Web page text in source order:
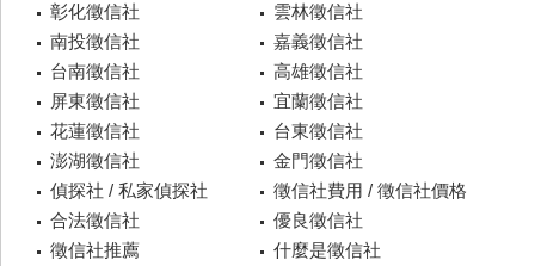
彰化徵信社
雲林徵信社
南投徵信社
嘉義徵信社
台南徵信社
高雄徵信社
屏東徵信社
宜蘭徵信社
花蓮徵信社
台東徵信社
澎湖徵信社
金門徵信社
偵探社 / 私家偵探社
徵信社費用 / 徵信社價格
合法徵信社
優良徵信社
徵信社推薦
什麼是徵信社